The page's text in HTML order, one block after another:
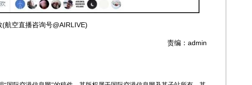
空直播咨询号@AIRLIVE)
责编：admin